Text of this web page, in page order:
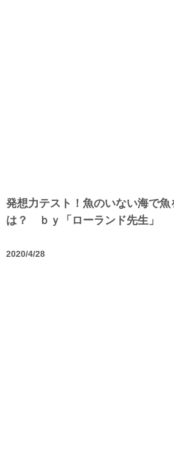
発想力テスト！魚のいない海で
は？ ｂｙ「ローランド先生」
2020/4/28